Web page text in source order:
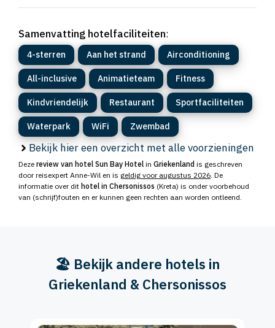
Samenvatting hotelfaciliteiten:
4-sterren Aan het strand Airconditioning
All-inclusive Animatieteam Fitness
Kindvriendelijk Restaurant Sportfaciliteiten
Waterpark WiFi Zwembad
Bekijk hier een overzicht met alle voorzieningen
Deze review van hotel Sun Bay Hotel in Griekenland is geschreven
door reisexpert Anne-Wil en is geldig voor augustus 2026 . De
informatie over dit hotel in Chersonissos (Kreta) is onder voorbehoud
van (schrijf)fouten en er kunnen geen rechten aan worden ontleend.
🏖️ Bekijk andere hotels in
Griekenland & Chersonissos